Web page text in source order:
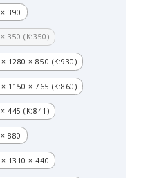
390
350 (K:350)
1280 × 850 (K:930)
1150 × 765 (K:860)
445 (K:841)
880
1310 × 440